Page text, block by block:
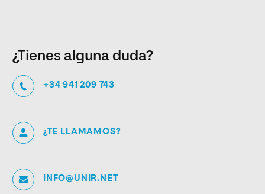
¿Tienes alguna duda?
+34 941 209 743
¿TE LLAMAMOS?
INFO@UNIR.NET